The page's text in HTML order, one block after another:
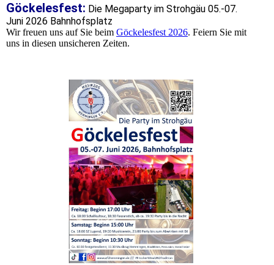
Göckelesfest: Die Megaparty im Strohgäu 05.-07.
Juni 2026 Bahnhofsplatz
Wir freuen uns auf Sie beim Göckelesfest 2026. Feiern Sie mit
uns in diesen unsicheren Zeiten.